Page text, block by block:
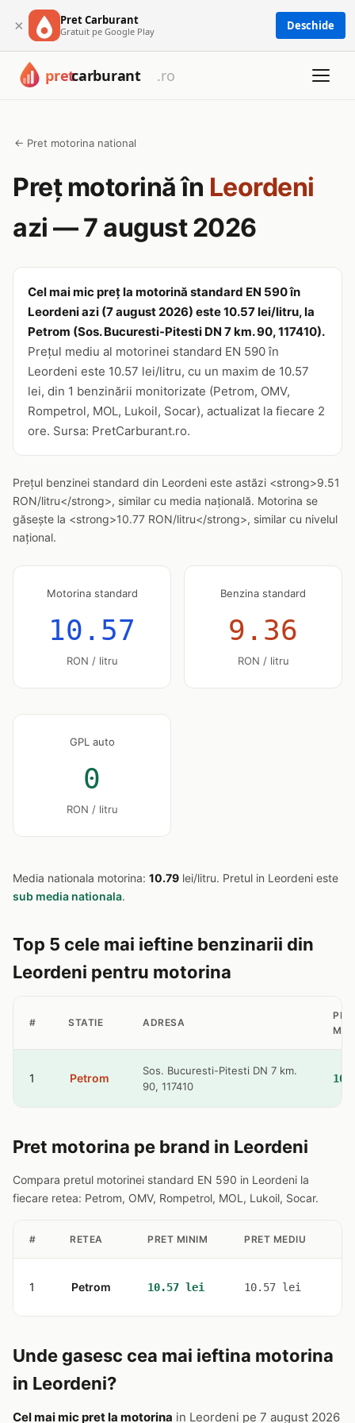
× Pret Carburant
Gratuit pe Google Play Deschide
← Pret motorina national
Preț motorină în Leordeni
azi — 7 august 2026
Cel mai mic preț la motorină standard EN 590 în
Leordeni azi (7 august 2026) este 10.57 lei/litru, la
Petrom (Sos. Bucuresti-Pitesti DN 7 km. 90, 117410).
Prețul mediu al motorinei standard EN 590 în
Leordeni este 10.57 lei/litru, cu un maxim de 10.57
lei, din 1 benzinării monitorizate (Petrom, OMV,
Rompetrol, MOL, Lukoil, Socar), actualizat la fiecare 2
ore. Sursa: PretCarburant.ro.
Prețul benzinei standard din Leordeni este astăzi <strong>9.51
RON/litru</strong>, similar cu media națională. Motorina se
găsește la <strong>10.77 RON/litru</strong>, similar cu nivelul
național.
Motorina standard
10.57
RON / litru
Benzina standard
9.36
RON / litru
GPL auto
0
RON / litru
Media nationala motorina: 10.79 lei/litru. Pretul in Leordeni este
sub media nationala.
Top 5 cele mai ieftine benzinarii din
Leordeni pentru motorina
# STATIE ADRESA
1 Petrom
Sos. Bucuresti-Pitesti DN 7 km.
90, 117410
Pret motorina pe brand in Leordeni
Compara pretul motorinei standard EN 590 in Leordeni la
fiecare retea: Petrom, OMV, Rompetrol, MOL, Lukoil, Socar.
# RETEA PRET MINIM PRET MEDIU
1 Petrom 10.57 lei 10.57 lei
Unde gasesc cea mai ieftina motorina
in Leordeni?
Cel mai mic pret la motorina in Leordeni pe 7 august 2026